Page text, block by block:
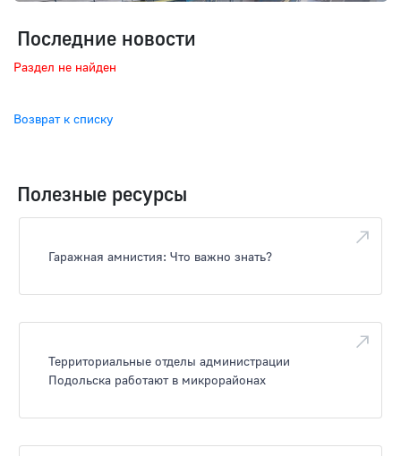
Последние новости
Раздел не найден
Возврат к списку
Полезные ресурсы
Гаражная амнистия: Что важно знать?
Территориальные отделы администрации
Подольска работают в микрорайонах